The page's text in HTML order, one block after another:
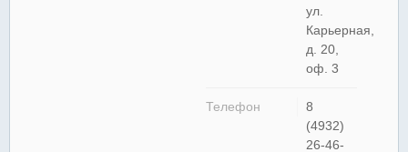
ул.
Карьерная,
д. 20,
оф. 3
Телефон
8
(4932)
26-46-